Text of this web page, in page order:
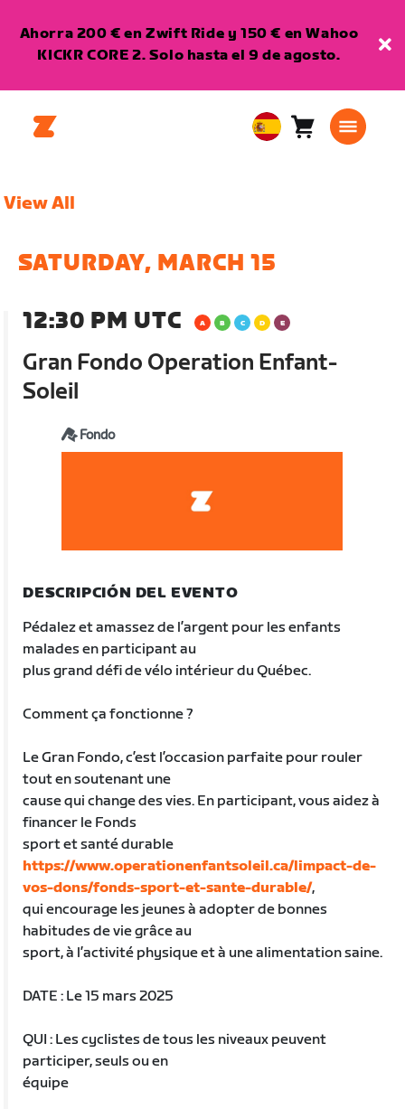
Ahorra 200 € en Zwift Ride y 150 € en Wahoo
KICKR CORE 2. Solo hasta el 9 de agosto.
EuropeanCarro0
View All
SATURDAY, MARCH 15
12:30 PM UTC
Gran Fondo Operation Enfant-
Soleil
Fondo
DESCRIPCIÓN DEL EVENTO
Pédalez et amassez de l’argent pour les enfants
malades en participant au
plus grand défi de vélo intérieur du Québec.
Comment ça fonctionne ?
Le Gran Fondo, c’est l’occasion parfaite pour rouler
tout en soutenant une
cause qui change des vies. En participant, vous aidez à
financer le Fonds
sport et santé durable
https://www.operationenfantsoleil.ca/limpact-de-
vos-dons/fonds-sport-et-sante-durable/,
qui encourage les jeunes à adopter de bonnes
habitudes de vie grâce au
sport, à l’activité physique et à une alimentation saine.
DATE : Le 15 mars 2025
QUI : Les cyclistes de tous les niveaux peuvent
participer, seuls ou en
équipe